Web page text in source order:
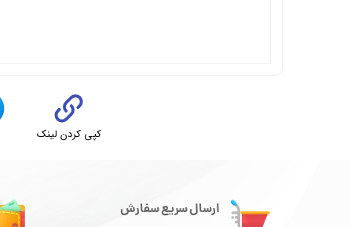
کپی کردن لینک
ارسال سریع سفارش